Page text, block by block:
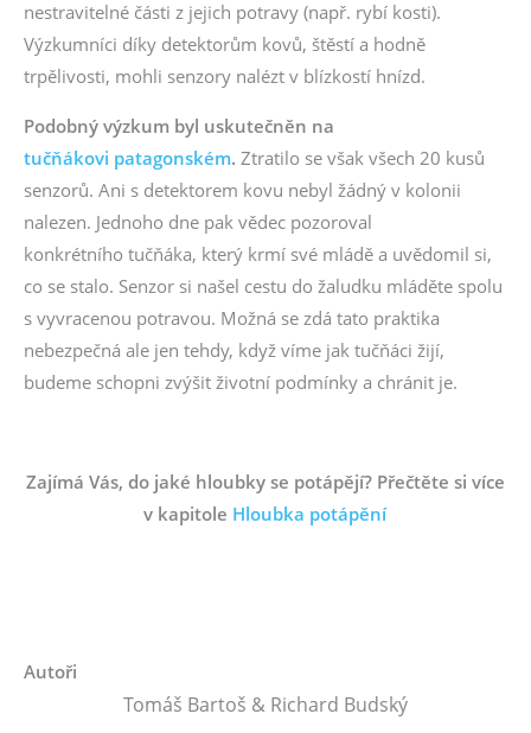
nestravitelné části z jejich potravy (např. rybí kosti).
Výzkumníci díky detektorům kovů, štěstí a hodně
trpělivosti, mohli senzory nalézt v blízkostí hnízd.
Podobný výzkum byl uskutečněn na
tučňákovi patagonském. Ztratilo se však všech 20 kusů
senzorů. Ani s detektorem kovu nebyl žádný v kolonii
nalezen. Jednoho dne pak vědec pozoroval
konkrétního tučňáka, který krmí své mládě a uvědomil si,
co se stalo. Senzor si našel cestu do žaludku mláděte spolu
s vyvracenou potravou. Možná se zdá tato praktika
nebezpečná ale jen tehdy, když víme jak tučňáci žijí,
budeme schopni zvýšit životní podmínky a chránit je.
Zajímá Vás, do jaké hloubky se potápějí? Přečtěte si více
v kapitole Hloubka potápění
Autoři
Tomáš Bartoš & Richard Budský